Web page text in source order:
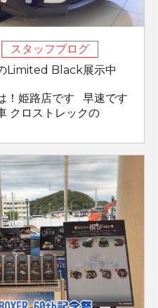
スタッフブログ
Limited Black展示中
！姫路店です 早速です
クロストレックの